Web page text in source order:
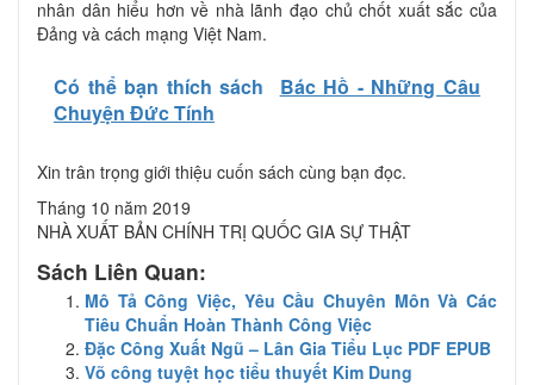
nhân dân hiểu hơn về nhà lãnh đạo chủ chốt xuất sắc của
Đảng và cách mạng Việt Nam.
Có thể bạn thích sách
Bác Hồ - Những Câu
Chuyện Đức Tính
Xin trân trọng giới thiệu cuốn sách cùng bạn đọc.
Tháng 10 năm 2019
NHÀ XUẤT BẢN CHÍNH TRỊ QUỐC GIA SỰ THẬT
Sách Liên Quan:
Mô Tả Công Việc, Yêu Cầu Chuyên Môn Và Các
Tiêu Chuẩn Hoàn Thành Công Việc
Đặc Công Xuất Ngũ – Lân Gia Tiểu Lục PDF EPUB
Võ công tuyệt học tiểu thuyết Kim Dung